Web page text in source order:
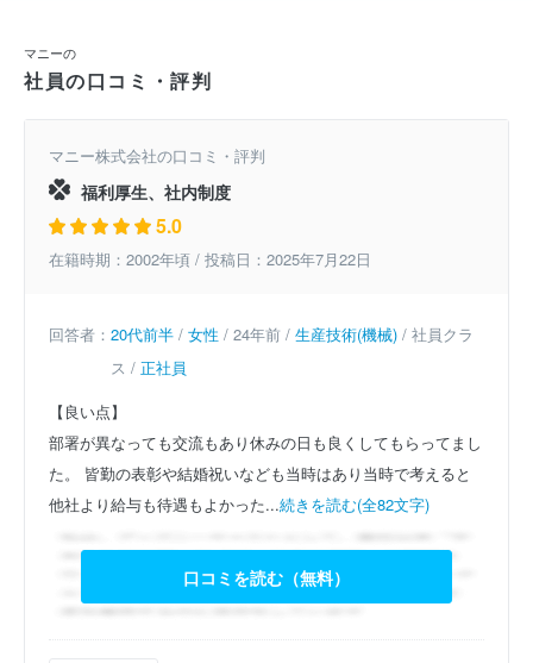
マニーの
社員の口コミ・評判
マニー株式会社の口コミ・評判
福利厚生、社内制度
5.0
在籍時期：2002年頃 / 投稿日：2025年7月22日
回答者： 20代前半 / 女性 / 24年前 / 生産技術(機械) / 社員クラ
ス / 正社員
【良い点】
部署が異なっても交流もあり休みの日も良くしてもらってまし
た。
皆勤の表彰や結婚祝いなども当時はあり当時で考えると
他社より給与も待遇もよかった...続きを読む(全82文字)
口コミを読む（無料）